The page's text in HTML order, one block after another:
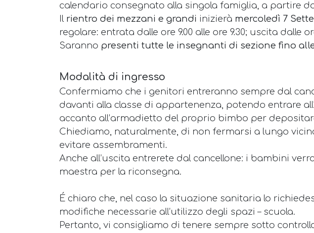
calendario consegnato alla singola famiglia, a partire
Il rientro dei mezzani e grandi inizierà mercoledì 7
regolare: entrata dalle ore 9.00 alle ore 9.30; uscita dalle
Saranno presenti tutte le insegnanti di sezione fino alle
Modalità di ingresso
Confermiamo che i genitori entreranno sempre dal
davanti alla classe di appartenenza, potendo entrare
accanto all’armadietto del proprio bimbo per
Chiediamo, naturalmente, di non fermarsi a lungo
evitare assembramenti.
Anche all’uscita entrerete dal cancellone: i bambini
maestra per la riconsegna.
É chiaro che, nel caso la situazione sanitaria lo
modifiche necessarie all’utilizzo degli spazi – scuola.
Pertanto, vi consigliamo di tenere sempre sotto